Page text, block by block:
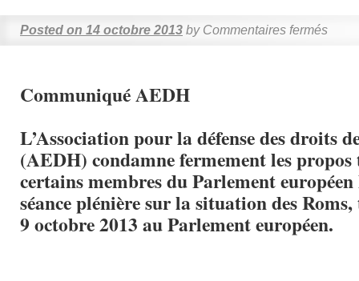
Posted on 14 octobre 2013 by Commentaires fermés
Communiqué AEDH
L’Association pour la défense des droits
(AEDH) condamne fermement les propos
certains membres du Parlement
séance plénière sur la situation des
9 octobre 2013 au Parlement européen.